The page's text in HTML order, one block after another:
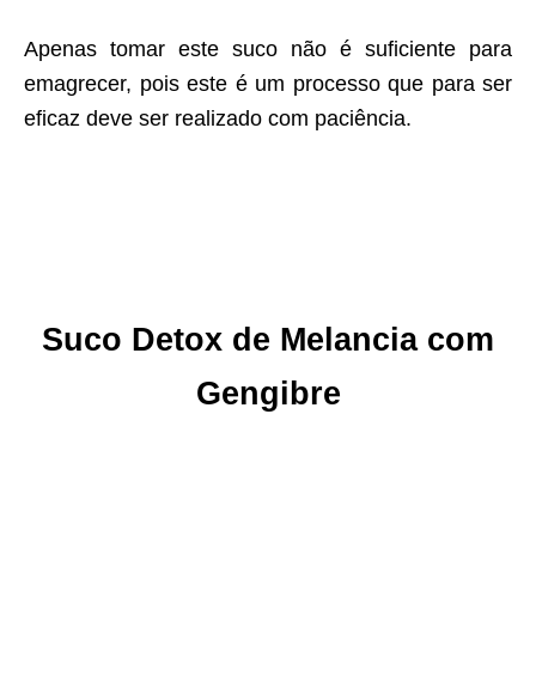
Apenas tomar este suco não é suficiente para
emagrecer, pois este é um processo que para ser
eficaz deve ser realizado com paciência.
Suco Detox de Melancia com
Gengibre